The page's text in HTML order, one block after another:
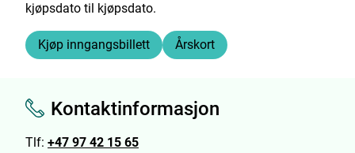
kjøpsdato til kjøpsdato.
Kjøp inngangsbillett Årskort
Kontaktinformasjon
Tlf: +47 97 42 15 65